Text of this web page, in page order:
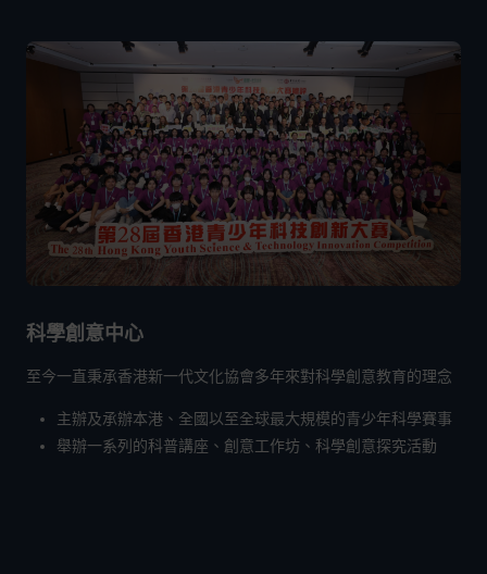
科學創意中心
至今一直秉承香港新一代文化協會多年來對科學創意教育的理念
主辦及承辦本港、全國以至全球最大規模的青少年科學賽事
舉辦一系列的科普講座、創意工作坊、科學創意探究活動